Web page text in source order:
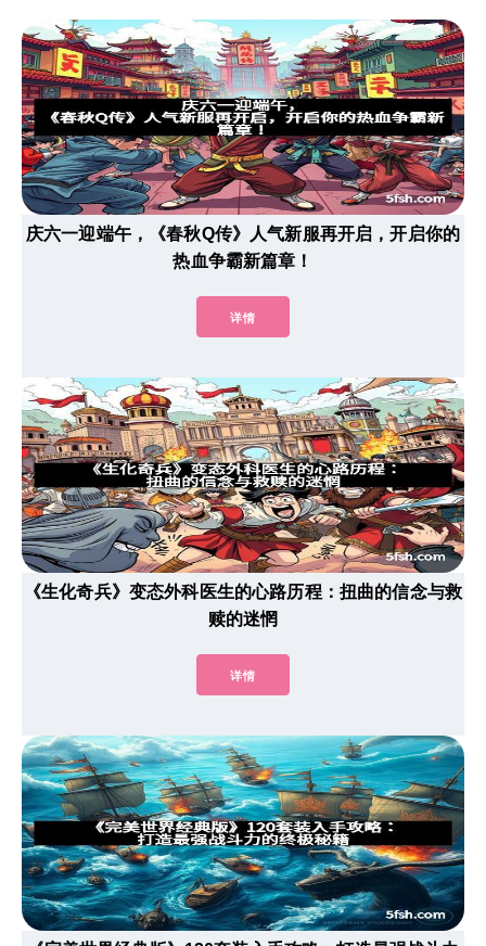
庆六一迎端午，《春秋Q传》人气新服再开启，开启你的
热血争霸新篇章！
详情
《生化奇兵》变态外科医生的心路历程：扭曲的信念与救
赎的迷惘
详情